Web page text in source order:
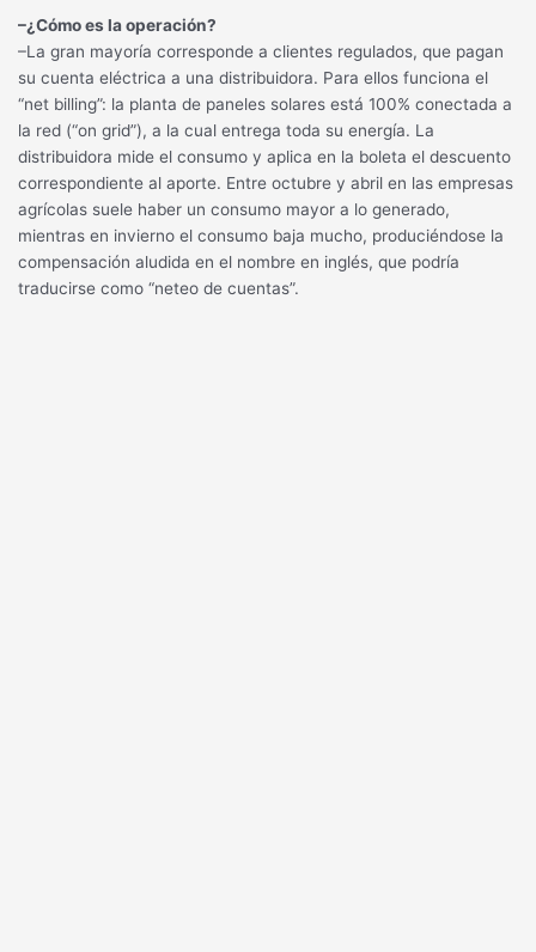
–¿Cómo es la operación?
–La gran mayoría corresponde a clientes regulados, que pagan
su cuenta eléctrica a una distribuidora. Para ellos funciona el
“net billing”: la planta de paneles solares está 100% conectada a
la red (“on grid”), a la cual entrega toda su energía. La
distribuidora mide el consumo y aplica en la boleta el descuento
correspondiente al aporte. Entre octubre y abril en las empresas
agrícolas suele haber un consumo mayor a lo generado,
mientras en invierno el consumo baja mucho, produciéndose la
compensación aludida en el nombre en inglés, que podría
traducirse como “neteo de cuentas”.